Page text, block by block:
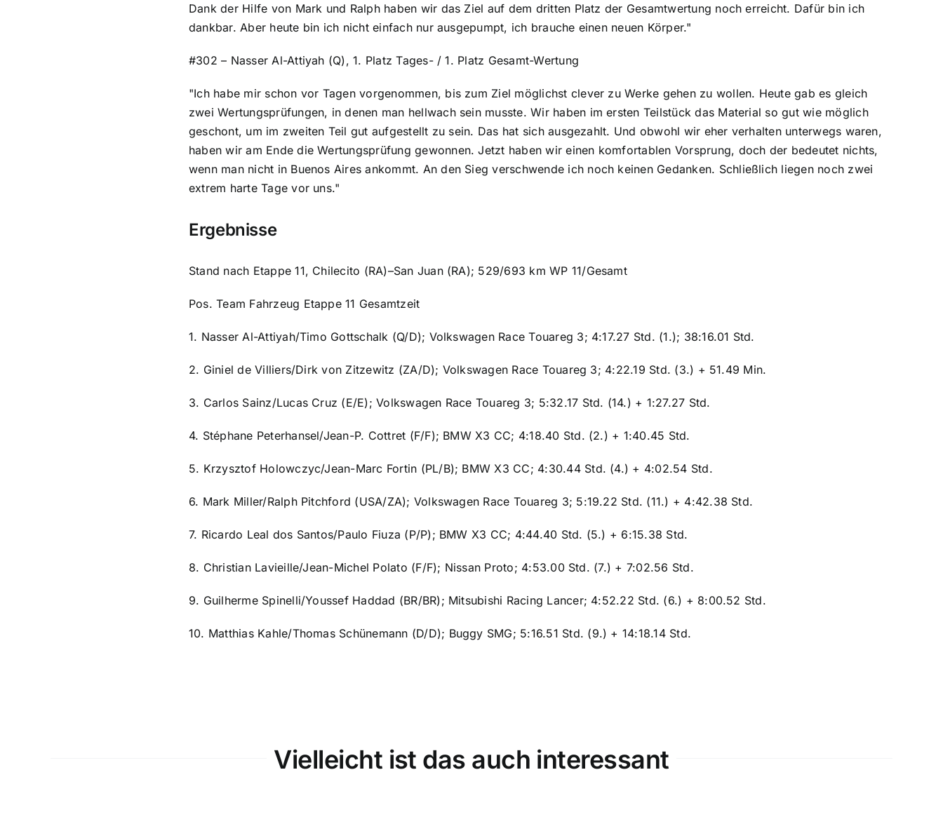
Dank der Hilfe von Mark und Ralph haben wir das Ziel auf dem dritten Platz der Gesamtwertung noch erreicht. Dafür bin ich
dankbar. Aber heute bin ich nicht einfach nur ausgepumpt, ich brauche einen neuen Körper."
#302 – Nasser Al-Attiyah (Q), 1. Platz Tages- / 1. Platz Gesamt-Wertung
"Ich habe mir schon vor Tagen vorgenommen, bis zum Ziel möglichst clever zu Werke gehen zu wollen. Heute gab es gleich
zwei Wertungsprüfungen, in denen man hellwach sein musste. Wir haben im ersten Teilstück das Material so gut wie möglich
geschont, um im zweiten Teil gut aufgestellt zu sein. Das hat sich ausgezahlt. Und obwohl wir eher verhalten unterwegs waren,
haben wir am Ende die Wertungsprüfung gewonnen. Jetzt haben wir einen komfortablen Vorsprung, doch der bedeutet nichts,
wenn man nicht in Buenos Aires ankommt. An den Sieg verschwende ich noch keinen Gedanken. Schließlich liegen noch zwei
extrem harte Tage vor uns."
Ergebnisse
Stand nach Etappe 11, Chilecito (RA)–San Juan (RA); 529/693 km WP 11/Gesamt
Pos. Team Fahrzeug Etappe 11 Gesamtzeit
1. Nasser Al-Attiyah/Timo Gottschalk (Q/D); Volkswagen Race Touareg 3; 4:17.27 Std. (1.); 38:16.01 Std.
2. Giniel de Villiers/Dirk von Zitzewitz (ZA/D); Volkswagen Race Touareg 3; 4:22.19 Std. (3.) + 51.49 Min.
3. Carlos Sainz/Lucas Cruz (E/E); Volkswagen Race Touareg 3; 5:32.17 Std. (14.) + 1:27.27 Std.
4. Stéphane Peterhansel/Jean-P. Cottret (F/F); BMW X3 CC; 4:18.40 Std. (2.) + 1:40.45 Std.
5. Krzysztof Holowczyc/Jean-Marc Fortin (PL/B); BMW X3 CC; 4:30.44 Std. (4.) + 4:02.54 Std.
6. Mark Miller/Ralph Pitchford (USA/ZA); Volkswagen Race Touareg 3; 5:19.22 Std. (11.) + 4:42.38 Std.
7. Ricardo Leal dos Santos/Paulo Fiuza (P/P); BMW X3 CC; 4:44.40 Std. (5.) + 6:15.38 Std.
8. Christian Lavieille/Jean-Michel Polato (F/F); Nissan Proto; 4:53.00 Std. (7.) + 7:02.56 Std.
9. Guilherme Spinelli/Youssef Haddad (BR/BR); Mitsubishi Racing Lancer; 4:52.22 Std. (6.) + 8:00.52 Std.
10. Matthias Kahle/Thomas Schünemann (D/D); Buggy SMG; 5:16.51 Std. (9.) + 14:18.14 Std.
Vielleicht ist das auch interessant